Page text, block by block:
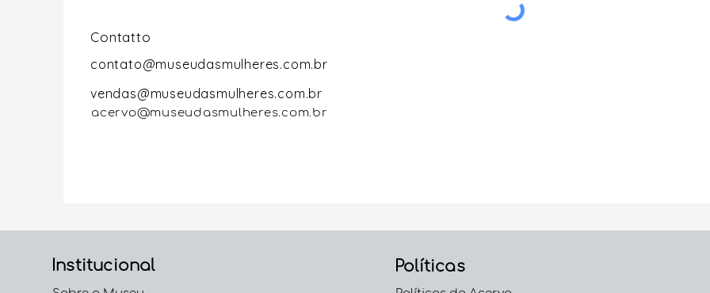
Contatto
contato@museudasmulheres.com.br
vendas@museudasmulheres.com.br
acervo@museudasmulheres.com.br
Institucional Políticas